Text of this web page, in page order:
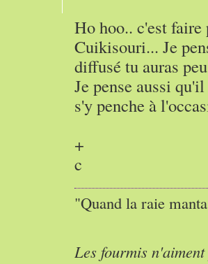
Ho hoo.. c'est faire
Cuikisouri... Je
diffusé tu auras
Je pense aussi
s'y penche à
+
c
"Quand la raie
Les fourmis